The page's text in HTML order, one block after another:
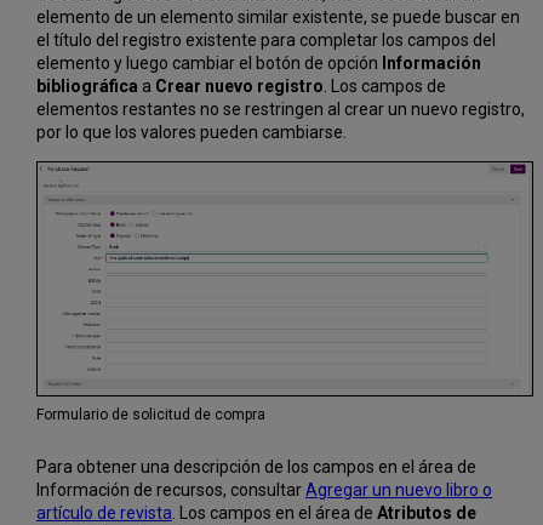
elemento de un elemento similar existente, se puede buscar en
el título del registro existente para completar los campos del
elemento y luego cambiar el botón de opción Información
bibliográfica a Crear nuevo registro. Los campos de
elementos restantes no se restringen al crear un nuevo registro,
por lo que los valores pueden cambiarse.
Formulario de solicitud de compra
Para obtener una descripción de los campos en el área de
Información de recursos, consultarAgregar un nuevo libro o
artículo de revista. Los campos en el área de Atributos de